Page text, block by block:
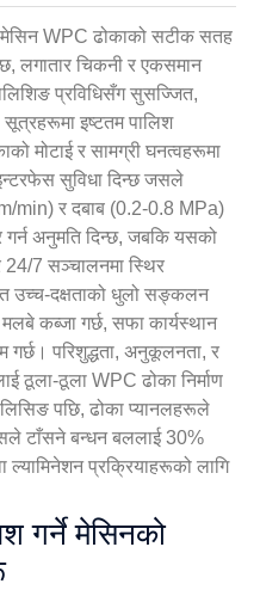
WPC ढोकाको सटीक सतह
छ, लगातार चिकनी र एकसमान
प्रविधिसँग सुसज्जित,
इष्टतम पालिश
मोटाई र सामग्री घनत्वहरूमा
सुविधा दिन्छ जसले
min) र दबाब (0.2-0.8 MPa)
गर्न अनुमति दिन्छ, जबकि यसको
24/7 सञ्चालनमा स्थिर
उच्च-दक्षताको धुलो सङ्कलन
कब्जा गर्छ, सफा कार्यस्थान
गर्छ। परिशुद्धता, अनुकूलनता, र
ठूला-ठूला WPC ढोका निर्माण
पछि, ढोका प्यानलहरूले
टाँसने बन्धन बललाई 30%
ल्यामिनेशन प्रक्रियाहरूको लागि
गर्ने मेसिनको